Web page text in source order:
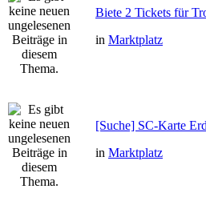
Biete 2 Tickets für
in Marktplatz
[Suche] SC-Karte
in Marktplatz